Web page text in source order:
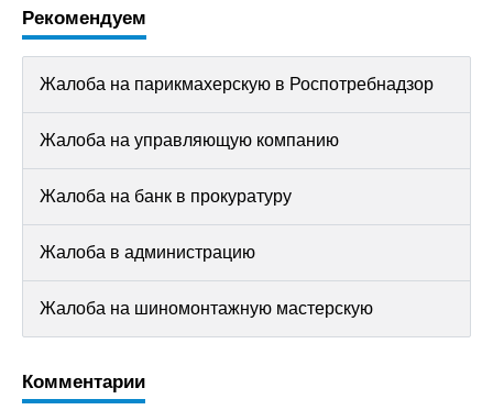
Рекомендуем
Жалоба на парикмахерскую в Роспотребнадзор
Жалоба на управляющую компанию
Жалоба на банк в прокуратуру
Жалоба в администрацию
Жалоба на шиномонтажную мастерскую
Комментарии